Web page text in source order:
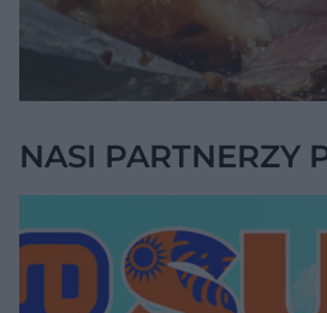
NASI PARTNERZY